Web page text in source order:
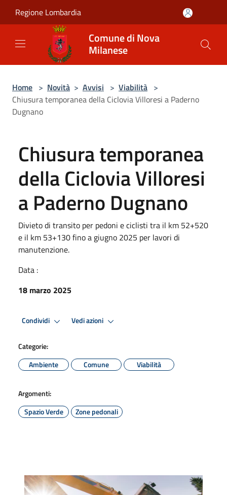
Regione Lombardia
Comune di Nova
Milanese
Home > Novità > Avvisi > Viabilità >
Chiusura temporanea della Ciclovia Villoresi a Paderno
Dugnano
Chiusura temporanea
della Ciclovia Villoresi
a Paderno Dugnano
Divieto di transito per pedoni e ciclisti tra il km 52+520
e il km 53+130 fino a giugno 2025 per lavori di
manutenzione.
Data :
18 marzo 2025
Condividi Vedi azioni
Categorie:
Ambiente
Comune Viabilità
Argomenti:
Spazio Verde
Zone pedonali